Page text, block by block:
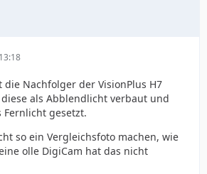
die Nachfolger der VisionPlus H7
als Abblendlicht verbaut und
Fernlicht gesetzt.
so ein Vergleichsfoto machen, wie
olle DigiCam hat das nicht